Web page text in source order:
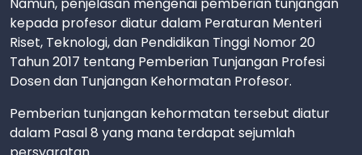
kepada profesor diatur dalam Peraturan Menteri
Riset, Teknologi, dan Pendidikan Tinggi Nomor 20
Tahun 2017 tentang Pemberian Tunjangan Profesi
Dosen dan Tunjangan Kehormatan Profesor.
Pemberian tunjangan kehormatan tersebut diatur
dalam Pasal 8 yang mana terdapat sejumlah